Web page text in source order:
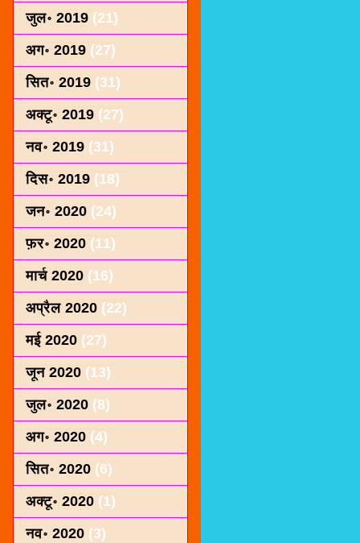
जुल॰ 2019 (21)
अग॰ 2019 (27)
सित॰ 2019 (31)
अक्टू॰ 2019 (27)
नव॰ 2019 (31)
दिस॰ 2019 (18)
जन॰ 2020 (24)
फ़र॰ 2020 (11)
मार्च 2020 (16)
अप्रैल 2020 (22)
मई 2020 (27)
जून 2020 (13)
जुल॰ 2020 (8)
अग॰ 2020 (4)
सित॰ 2020 (6)
अक्टू॰ 2020 (1)
नव॰ 2020 (3)